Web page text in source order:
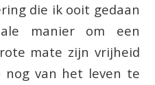
die ik ooit gedaan
manier om een
mate zijn vrijheid
nog van het leven te